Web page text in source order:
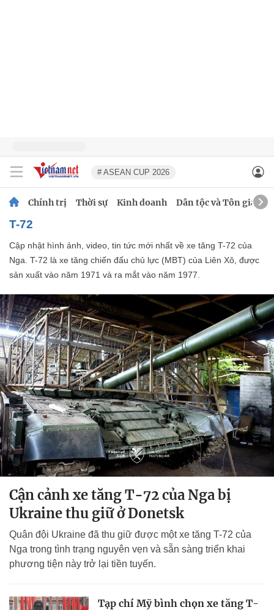
# ASEAN CUP 2026
Chính trị Thời sự Kinh doanh Dân tộc và Tôn giáo
T-72
Cập nhật hình ảnh, video, tin tức mới nhất về xe tăng T-72 của
Nga. T-72 là xe tăng chiến đấu chủ lực (MBT) của Liên Xô, được
sản xuất vào năm 1971 và ra mắt vào năm 1977.
Cận cảnh xe tăng T-72 của Nga bị
Ukraine thu giữ ở Donetsk
Quân đội Ukraine đã thu giữ được một xe tăng T-72 của
Nga trong tình trạng nguyên vẹn và sẵn sàng triển khai
phương tiện này trở lại tiền tuyến.
Tạp chí Mỹ bình chọn xe tăng T-